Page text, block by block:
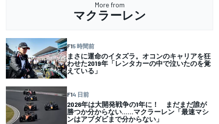
More from
マクラーレン
F15 時間前
まさに運命のイタズラ。オコンのキャリアを狂
わせた2019年「レンタカーの中で泣いたのを覚
えている」
F14 日前
2026年は大開発戦争の1年に！ まだまだ誰が
勝つか分からない……マクラーレン「最速マシ
ンはアブダビまで分からない」